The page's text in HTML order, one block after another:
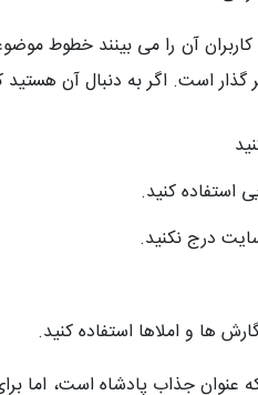
و کاربران آن را می بینند
است. اگر به دنبال آن
استفاده کنید.
درج نکنید.
ها و املاها استفاده کنید.
که عنوان جذاب پادشاه است، اما